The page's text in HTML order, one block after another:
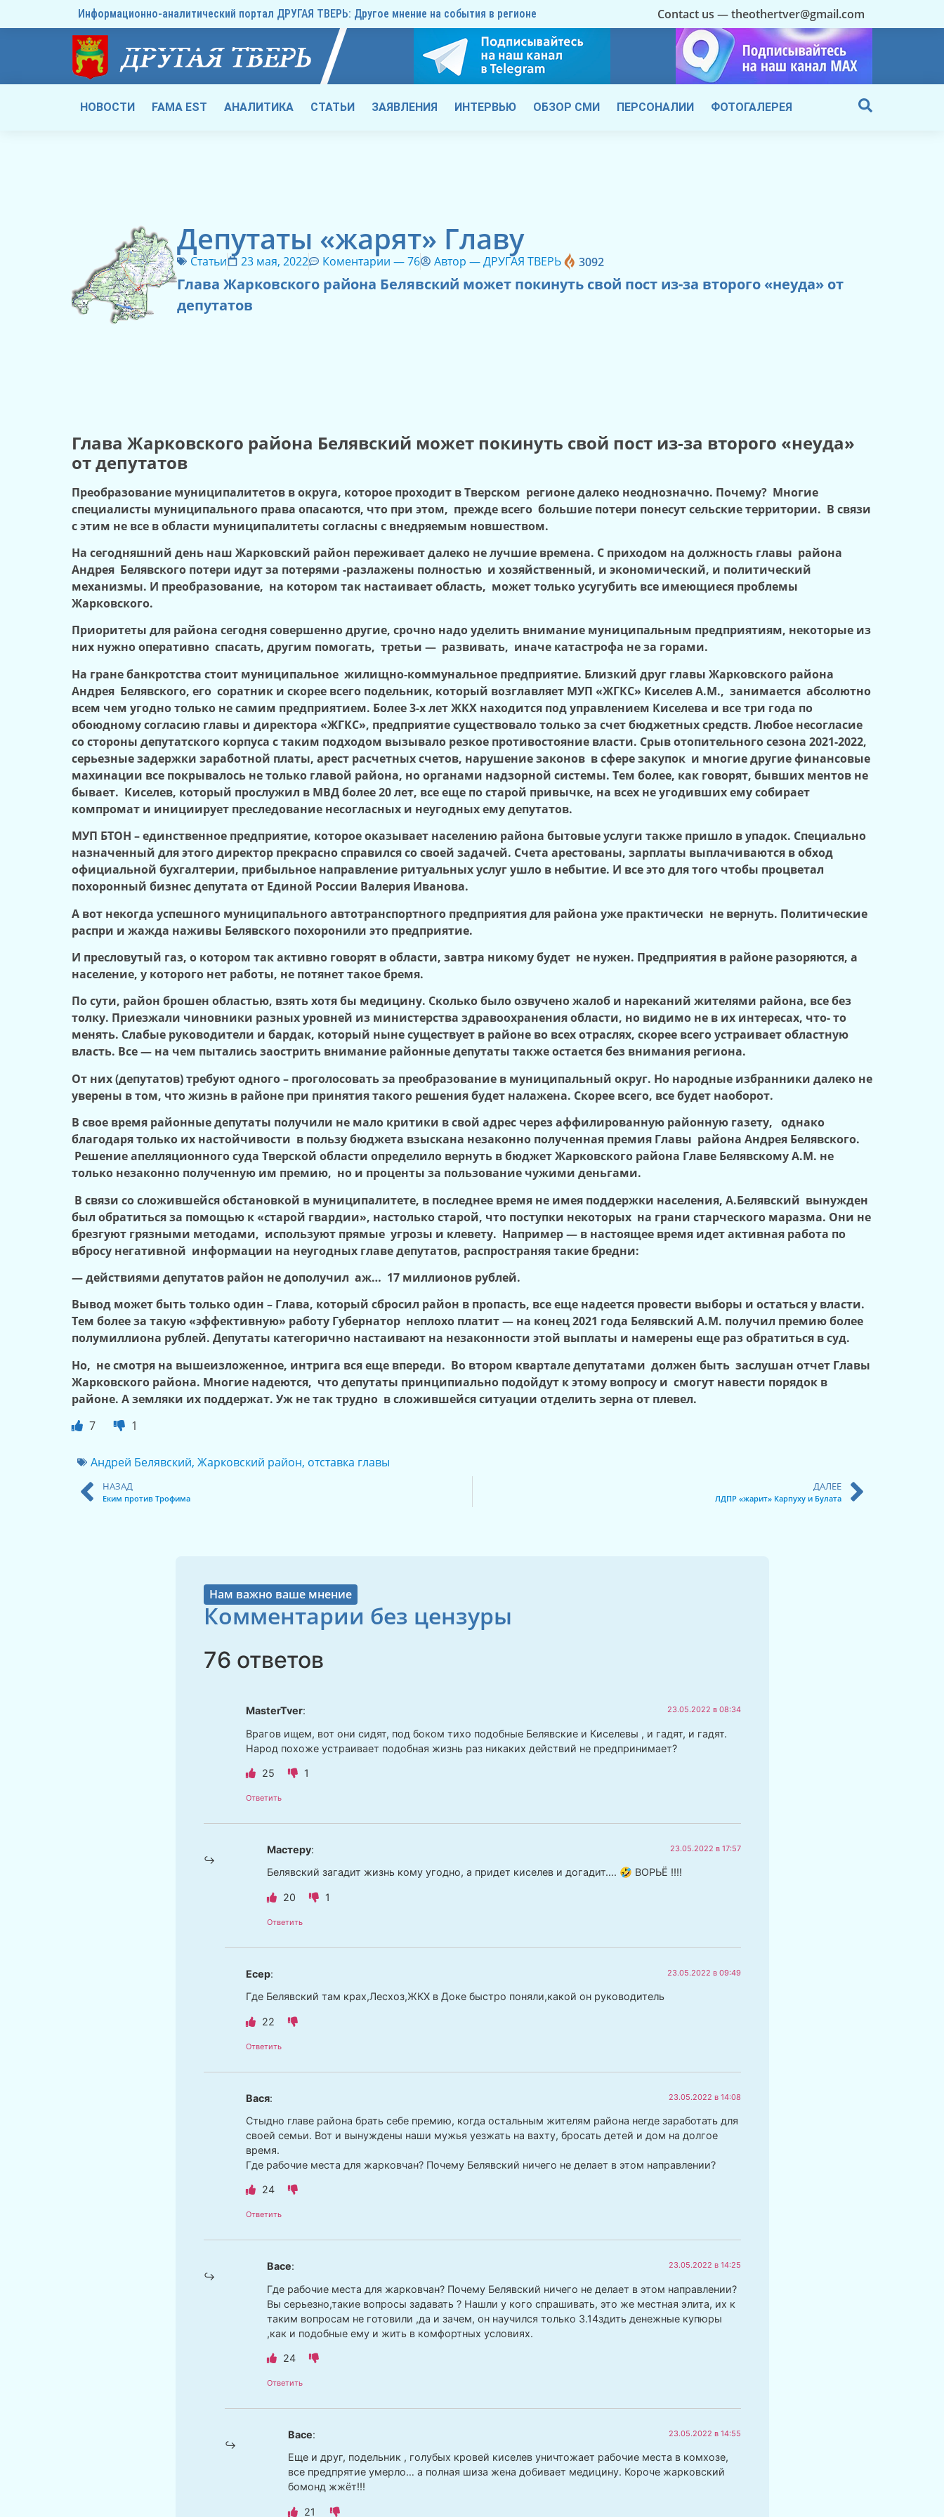
Информационно-аналитический портал ДРУГАЯ ТВЕРЬ: Другое мнение на события в регионе Contact us — theothertver@gmail.com
НОВОСТИ FAMA EST АНАЛИТИКА СТАТЬИ ЗАЯВЛЕНИЯ ИНТЕРВЬЮ ОБЗОР СМИ ПЕРСОНАЛИИ ФОТОГАЛЕРЕЯ
Депутаты «жарят» Главу
Статьи 23 мая, 2022 Коментарии —76 Автор —ДРУГАЯ ТВЕРЬ 3092
Глава Жарковского района Белявский может покинуть свой пост из-за второго «неуда» от
депутатов
Глава Жарковского района Белявский может покинуть свой пост из-за второго «неуда»
от депутатов
Преобразование муниципалитетов в округа, которое проходит в Тверском регионе далеко неоднозначно. Почему? Многие
специалисты муниципального права опасаются, что при этом, прежде всего большие потери понесут сельские территории. В связи
с этим не все в области муниципалитеты согласны с внедряемым новшеством.
На сегодняшний день наш Жарковский район переживает далеко не лучшие времена. С приходом на должность главы района
Андрея Белявского потери идут за потерями -разлажены полностью и хозяйственный, и экономический, и политический
механизмы. И преобразование, на котором так настаивает область, может только усугубить все имеющиеся проблемы
Жарковского.
Приоритеты для района сегодня совершенно другие, срочно надо уделить внимание муниципальным предприятиям, некоторые из
них нужно оперативно спасать, другим помогать, третьи — развивать, иначе катастрофа не за горами.
На гране банкротства стоит муниципальное жилищно-коммунальное предприятие. Близкий друг главы Жарковского района
Андрея Белявского, его соратник и скорее всего подельник, который возглавляет МУП «ЖГКС» Киселев А.М., занимается абсолютно
всем чем угодно только не самим предприятием. Более 3-х лет ЖКХ находится под управлением Киселева и все три года по
обоюдному согласию главы и директора «ЖГКС», предприятие существовало только за счет бюджетных средств. Любое несогласие
со стороны депутатского корпуса с таким подходом вызывало резкое противостояние власти. Срыв отопительного сезона 2021-2022,
серьезные задержки заработной платы, арест расчетных счетов, нарушение законов в сфере закупок и многие другие финансовые
махинации все покрывалось не только главой района, но органами надзорной системы. Тем более, как говорят, бывших ментов не
бывает. Киселев, который прослужил в МВД более 20 лет, все еще по старой привычке, на всех не угодивших ему собирает
компромат и инициирует преследование несогласных и неугодных ему депутатов.
МУП БТОН – единственное предприятие, которое оказывает населению района бытовые услуги также пришло в упадок. Специально
назначенный для этого директор прекрасно справился со своей задачей. Счета арестованы, зарплаты выплачиваются в обход
официальной бухгалтерии, прибыльное направление ритуальных услуг ушло в небытие. И все это для того чтобы процветал
похоронный бизнес депутата от Единой России Валерия Иванова.
А вот некогда успешного муниципального автотранспортного предприятия для района уже практически не вернуть. Политические
распри и жажда наживы Белявского похоронили это предприятие.
И пресловутый газ, о котором так активно говорят в области, завтра никому будет не нужен. Предприятия в районе разоряются, а
население, у которого нет работы, не потянет такое бремя.
По сути, район брошен областью, взять хотя бы медицину. Сколько было озвучено жалоб и нареканий жителями района, все без
толку. Приезжали чиновники разных уровней из министерства здравоохранения области, но видимо не в их интересах, что- то
менять. Слабые руководители и бардак, который ныне существует в районе во всех отраслях, скорее всего устраивает областную
власть. Все — на чем пытались заострить внимание районные депутаты также остается без внимания региона.
От них (депутатов) требуют одного – проголосовать за преобразование в муниципальный округ. Но народные избранники далеко не
уверены в том, что жизнь в районе при принятия такого решения будет налажена. Скорее всего, все будет наоборот.
В свое время районные депутаты получили не мало критики в свой адрес через аффилированную районную газету, однако
благодаря только их настойчивости в пользу бюджета взыскана незаконно полученная премия Главы района Андрея Белявского.
Решение апелляционного суда Тверской области определило вернуть в бюджет Жарковского района Главе Белявскому А.М. не
только незаконно полученную им премию, но и проценты за пользование чужими деньгами.
В связи со сложившейся обстановкой в муниципалитете, в последнее время не имея поддержки населения, А.Белявский вынужден
был обратиться за помощью к «старой гвардии», настолько старой, что поступки некоторых на грани старческого маразма. Они не
брезгуют грязными методами, используют прямые угрозы и клевету. Например — в настоящее время идет активная работа по
вбросу негативной информации на неугодных главе депутатов, распространяя такие бредни:
— действиями депутатов район не дополучил аж… 17 миллионов рублей.
Вывод может быть только один – Глава, который сбросил район в пропасть, все еще надеется провести выборы и остаться у власти.
Тем более за такую «эффективную» работу Губернатор неплохо платит — на конец 2021 года Белявский А.М. получил премию более
полумиллиона рублей. Депутаты категорично настаивают на незаконности этой выплаты и намерены еще раз обратиться в суд.
Но, не смотря на вышеизложенное, интрига вся еще впереди. Во втором квартале депутатами должен быть заслушан отчет Главы
Жарковского района. Многие надеются, что депутаты принципиально подойдут к этому вопросу и смогут навести порядок в
районе. А земляки их поддержат. Уж не так трудно в сложившейся ситуации отделить зерна от плевел.
7
1
Андрей Белявский, Жарковский район, отставка главы
НАЗАД
Еким против Трофима
ДАЛЕЕ
ЛДПР «жарит» Карпуху и Булата
Нам важно ваше мнение
Комментарии без цензуры
76 ответов
MasterTver: 23.05.2022 в 08:34
Врагов ищем, вот они сидят, под боком тихо подобные Белявские и Киселевы , и гадят, и гадят.
Народ похоже устраивает подобная жизнь раз никаких действий не предпринимает?
25 1
Ответить
Мастеру: 23.05.2022 в 17:57
Белявский загадит жизнь кому угодно, а придет киселев и догадит…. 🤣 ВОРЬЁ ‼️‼️
20 1
Ответить
Есер: 23.05.2022 в 09:49
Где Белявский там крах,Лесхоз,ЖКХ в Доке быстро поняли,какой он руководитель
22
Ответить
Вася: 23.05.2022 в 14:08
Стыдно главе района брать себе премию, когда остальным жителям района негде заработать для
своей семьи. Вот и вынуждены наши мужья уезжать на вахту, бросать детей и дом на долгое
время.
Где рабочие места для жарковчан? Почему Белявский ничего не делает в этом направлении?
24
Ответить
Васе: 23.05.2022 в 14:25
Где рабочие места для жарковчан? Почему Белявский ничего не делает в этом направлении?
Вы серьезно,такие вопросы задавать ? Нашли у кого спрашивать, это же местная элита, их к
таким вопросам не готовили ,да и зачем, он научился только 3.14здить денежные купюры
,как и подобные ему и жить в комфортных условиях.
24
Ответить
Васе: 23.05.2022 в 14:55
Еще и друг, подельник , голубых кровей киселев уничтожает рабочие места в комхозе,
все предпрятие умерло… а полная шиза жена добивает медицину. Короче жарковский
бомонд жжёт!!!
21